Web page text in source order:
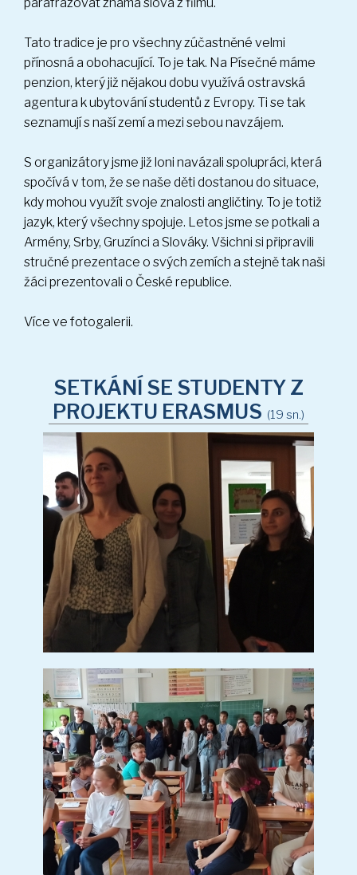
Tato tradice je pro všechny zúčastněné velmi
přínosná a obohacující. To je tak. Na Písečné máme
penzion, který již nějakou dobu využívá ostravská
agentura k ubytování studentů z Evropy. Ti se tak
seznamují s naší zemí a mezi sebou navzájem.
S organizátory jsme již loni navázali spolupráci, která
spočívá v tom, že se naše děti dostanou do situace,
kdy mohou využít svoje znalosti angličtiny. To je totiž
jazyk, který všechny spojuje. Letos jsme se potkali a
Armény, Srby, Gruzínci a Slováky. Všichni si připravili
stručné prezentace o svých zemích a stejně tak naši
žáci prezentovali o České republice.
Více ve fotogalerii.